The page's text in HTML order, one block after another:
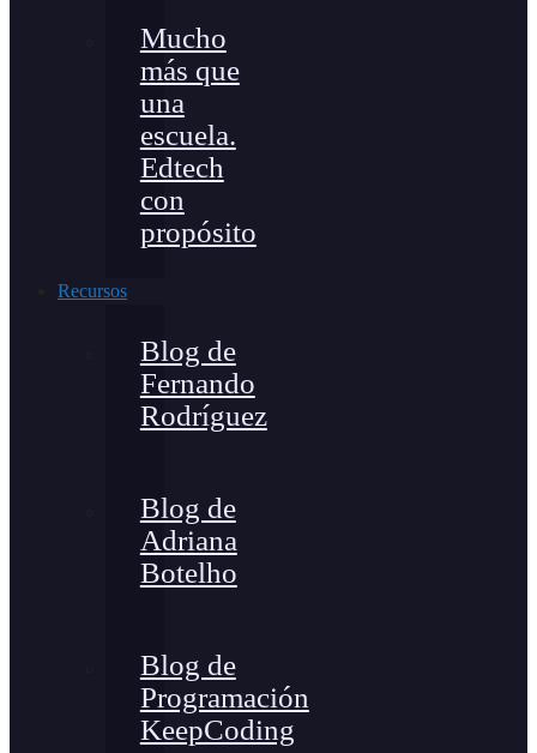
Mucho
más que
una
escuela.
Edtech
con
propósito
Recursos
Blog de
Fernando
Rodríguez
Blog de
Adriana
Botelho
Blog de
Programación
KeepCoding